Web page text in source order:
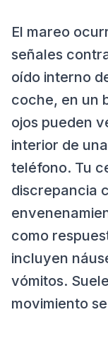
El mareo
señales
oído interno
coche, en un
ojos pueden
interior de
teléfono. Tu
discrepancia
como
incluyen
vómitos.
movimiento